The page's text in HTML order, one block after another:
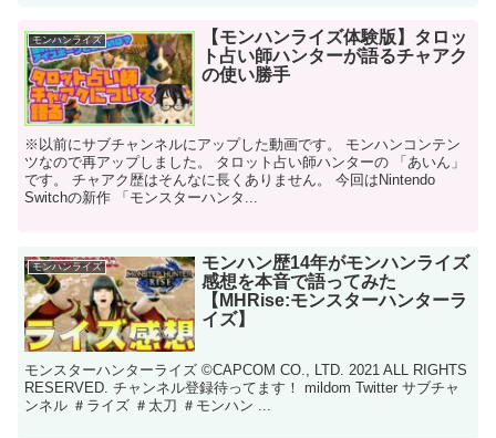
モンハンライズ
【モンハンライズ体験版】タロッ
ト占い師ハンターが語るチャアク
の使い勝手
※以前にサブチャンネルにアップした動画です。 モンハンコンテン
ツなので再アップしました。 タロット占い師ハンターの 「あいん」
です。 チャアク歴はそんなに長くありません。 今回はNintendo
Switchの新作 「モンスターハンタ...
モンハンライズ
モンハン歴14年がモンハンライズ
感想を本音で語ってみた
【MHRise:モンスターハンターラ
イズ】
モンスターハンターライズ ©CAPCOM CO., LTD. 2021 ALL RIGHTS
RESERVED. チャンネル登録待ってます！ mildom Twitter サブチャ
ンネル ＃ライズ ＃太刀 ＃モンハン ...